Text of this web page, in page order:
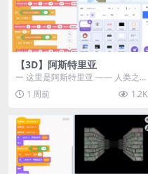
【3D】阿斯特里亚
ー 这里是阿斯特里亚 —— 人类之
罪与未来希望交汇之地 📖 游戏简
介 《阿斯特里...
1 周前 1.2K